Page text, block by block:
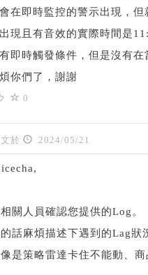
在即時監控的警示出現，
現且有音效的實際時間是
即時觸發條件，但是沒有
你們了，謝謝
0
文於 2024/05/21
關人員確認您提供的Log。
話麻煩描述下遇到的Lag狀
是策略雷達卡住不能動、